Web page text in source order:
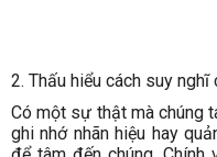
2. Thấu hiểu cách suy nghĩ
Có một sự thật mà chúng
ghi nhớ nhãn hiệu hay